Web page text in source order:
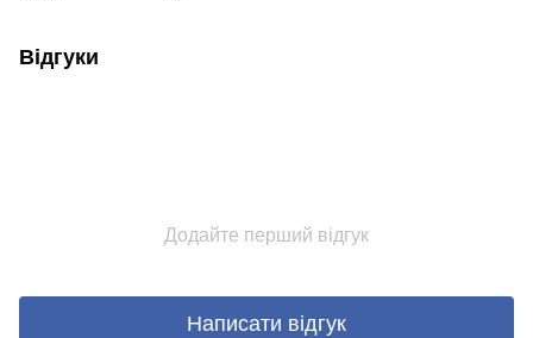
Відгуки
Додайте перший відгук
Написати відгук